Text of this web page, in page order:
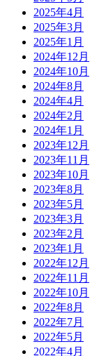
2025年4月
2025年3月
2025年1月
2024年12月
2024年10月
2024年8月
2024年4月
2024年2月
2024年1月
2023年12月
2023年11月
2023年10月
2023年8月
2023年5月
2023年3月
2023年2月
2023年1月
2022年12月
2022年11月
2022年10月
2022年8月
2022年7月
2022年5月
2022年4月